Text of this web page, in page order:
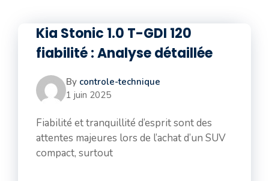
Kia Stonic 1.0 T-GDI 120
fiabilité : Analyse détaillée
By controle-technique
1 juin 2025
Fiabilité et tranquillité d’esprit sont des
attentes majeures lors de l’achat d’un SUV
compact, surtout